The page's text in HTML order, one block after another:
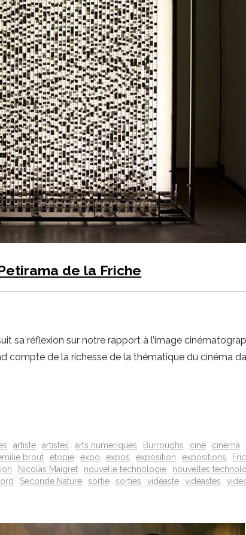
de la Friche
sa réflexion sur notre rapport à l’image
compte de la richesse de la thématique du cinéma
artiste artistes arts numériques Burroughs ciné cinéma
brout etopie expo expos exposition expositions
Nicolas Maigret nouvelle technologie nouvelles
Seconde Nature sortie sorties vidéaste vidéastes